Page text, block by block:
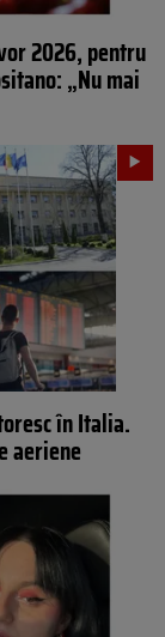
2026, pentru
„Nu mai
în Italia.
aeriene